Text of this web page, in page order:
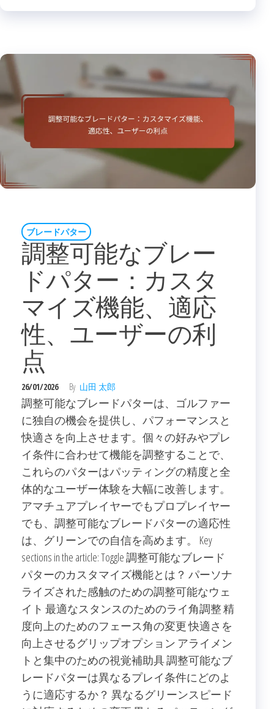
ブレードパター
調整可能なブレー
ドパター：カスタ
マイズ機能、適応
性、ユーザーの利
点
26/01/2026 By 山田 太郎
調整可能なブレードパターは、ゴルファー
に独自の機会を提供し、パフォーマンスと
快適さを向上させます。個々の好みやプレ
イ条件に合わせて機能を調整することで、
これらのパターはパッティングの精度と全
体的なユーザー体験を大幅に改善します。
アマチュアプレイヤーでもプロプレイヤー
でも、調整可能なブレードパターの適応性
は、グリーンでの自信を高めます。 Key
sections in the article: Toggle 調整可能なブレード
パターのカスタマイズ機能とは？ パーソナ
ライズされた感触のための調整可能なウェ
イト 最適なスタンスのためのライ角調整 精
度向上のためのフェース角の変更 快適さを
向上させるグリップオプション アライメン
トと集中のための視覚補助具 調整可能なブ
レードパターは異なるプレイ条件にどのよ
うに適応するか？ 異なるグリーンスピード